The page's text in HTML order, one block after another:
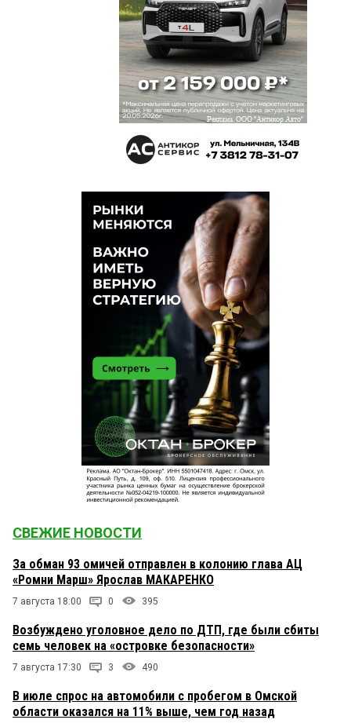
СВЕЖИЕ НОВОСТИ
За обман 93 омичей отправлен в колонию глава АЦ
«Ромни Марш» Ярослав МАКАРЕНКО
7 августа 18:00 0 395
Возбуждено уголовное дело по ДТП, где были сбиты
семь человек на «островке безопасности»
7 августа 17:30 3 490
В июле спрос на автомобили с пробегом в Омской
области оказался на 11% выше, чем год назад